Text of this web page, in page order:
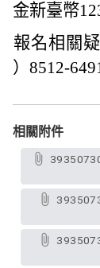
金新臺幣
報名相關
）8512-
相關附件